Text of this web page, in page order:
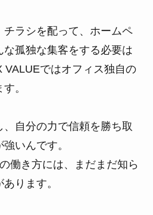
ラシを配って、ホームペ
孤独な集客をする必要は
VALUEではオフィス独自の
。
自分の力で信頼を勝ち取
いんです。
き方には、まだまだ知ら
ります。